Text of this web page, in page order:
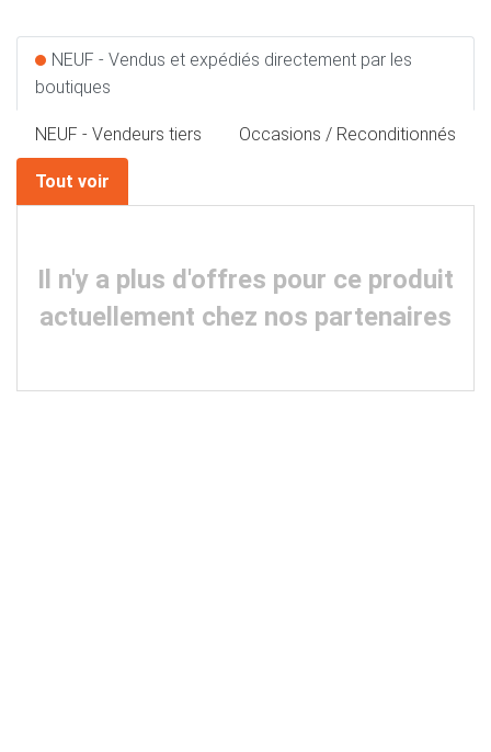
NEUF - Vendus et expédiés directement par les
boutiques
NEUF - Vendeurs tiers Occasions / Reconditionnés
Tout voir
Il n'y a plus d'offres pour ce produit
actuellement chez nos partenaires